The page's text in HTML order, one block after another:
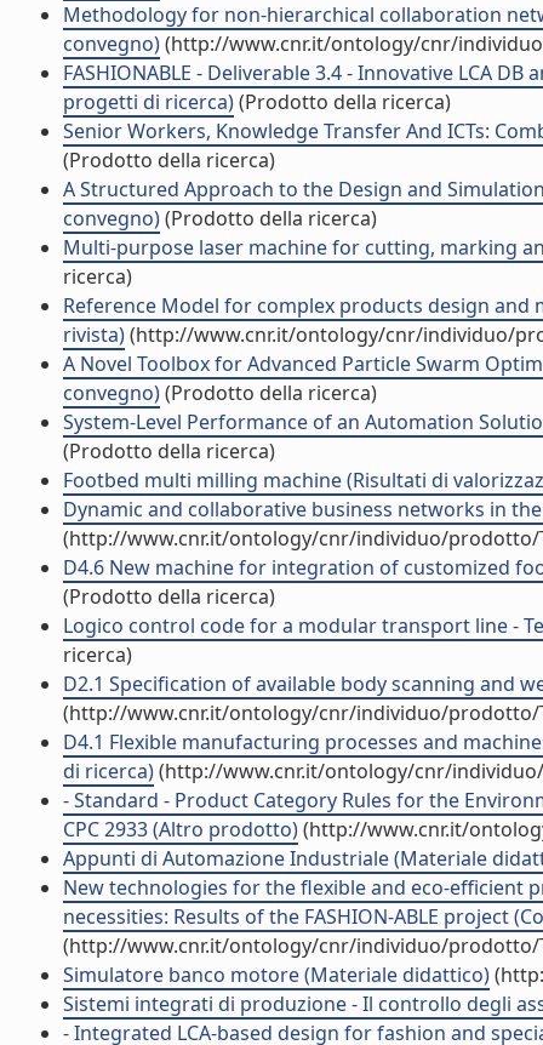
Methodology for non-hierarchical collaboration
convegno)(http://www.cnr.it/ontology/cnr/
FASHIONABLE - Deliverable 3.4 - Innovative LCA
progetti di ricerca)(Prodotto della ricerca)
Senior Workers, Knowledge Transfer And ICTs:
(Prodotto della ricerca)
A Structured Approach to the Design and
convegno)(Prodotto della ricerca)
Multi-purpose laser machine for cutting, marking
ricerca)
Reference Model for complex products design
rivista)(http://www.cnr.it/ontology/cnr/individuo/
A Novel Toolbox for Advanced Particle Swarm
convegno)(Prodotto della ricerca)
System-Level Performance of an Automation
(Prodotto della ricerca)
Footbed multi milling machine (Risultati di
Dynamic and collaborative business networks in
(http://www.cnr.it/ontology/cnr/individuo/prodotto/
D4.6 New machine for integration of customized
(Prodotto della ricerca)
Logico control code for a modular transport line -
ricerca)
D2.1 Specification of available body scanning and
(http://www.cnr.it/ontology/cnr/individuo/prodotto/
D4.1 Flexible manufacturing processes and
di ricerca)(http://www.cnr.it/ontology/cnr/
- Standard - Product Category Rules for the
CPC 2933 (Altro prodotto)(http://www.cnr.it/
Appunti di Automazione Industriale (Materiale
New technologies for the flexible and eco-
necessities: Results of the FASHION-ABLE project
(http://www.cnr.it/ontology/cnr/individuo/prodotto/
Simulatore banco motore (Materiale didattico)
Sistemi integrati di produzione - Il controllo degli
- Integrated LCA-based design for fashion and